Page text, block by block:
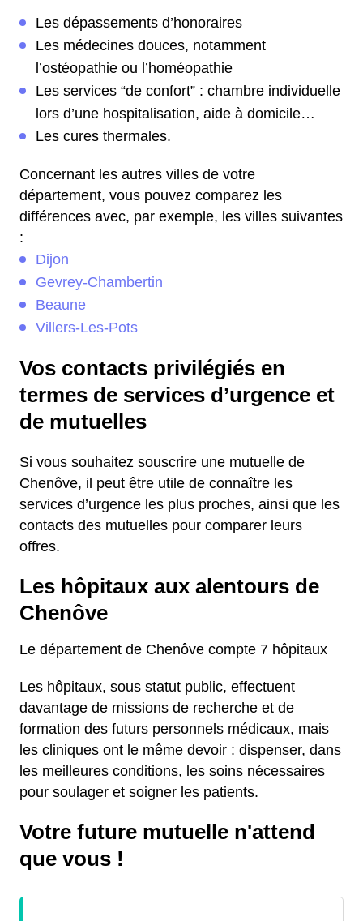
Les dépassements d’honoraires
Les médecines douces, notamment
l’ostéopathie ou l’homéopathie
Les services “de confort” : chambre individuelle
lors d’une hospitalisation, aide à domicile…
Les cures thermales.
Concernant les autres villes de votre
département, vous pouvez comparez les
différences avec, par exemple, les villes suivantes
:
Dijon
Gevrey-Chambertin
Beaune
Villers-Les-Pots
Vos contacts privilégiés en
termes de services d’urgence et
de mutuelles
Si vous souhaitez souscrire une mutuelle de
Chenôve, il peut être utile de connaître les
services d’urgence les plus proches, ainsi que les
contacts des mutuelles pour comparer leurs
offres.
Les hôpitaux aux alentours de
Chenôve
Le département de Chenôve compte 7 hôpitaux
Les hôpitaux, sous statut public, effectuent
davantage de missions de recherche et de
formation des futurs personnels médicaux, mais
les cliniques ont le même devoir : dispenser, dans
les meilleures conditions, les soins nécessaires
pour soulager et soigner les patients.
Votre future mutuelle n'attend
que vous !